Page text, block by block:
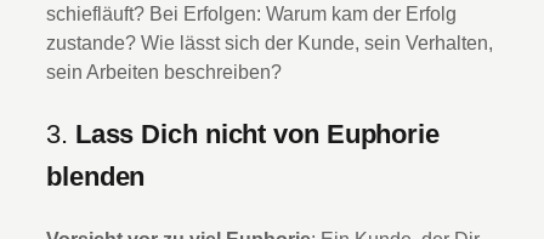
schiefläuft? Bei Erfolgen: Warum kam der Erfolg
zustande? Wie lässt sich der Kunde, sein Verhalten,
sein Arbeiten beschreiben?
3. Lass Dich nicht von Euphorie
blenden